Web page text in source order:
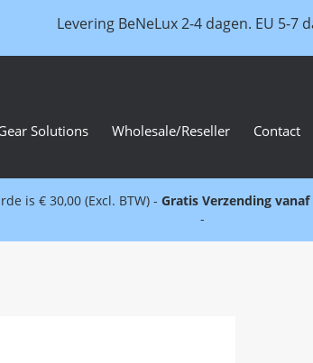
Levering BeNeLux 2-4 dagen. EU 5-7
Solutions Wholesale/Reseller Contact
is € 30,00 (Excl. BTW) - Gratis Verzending vanaf
-